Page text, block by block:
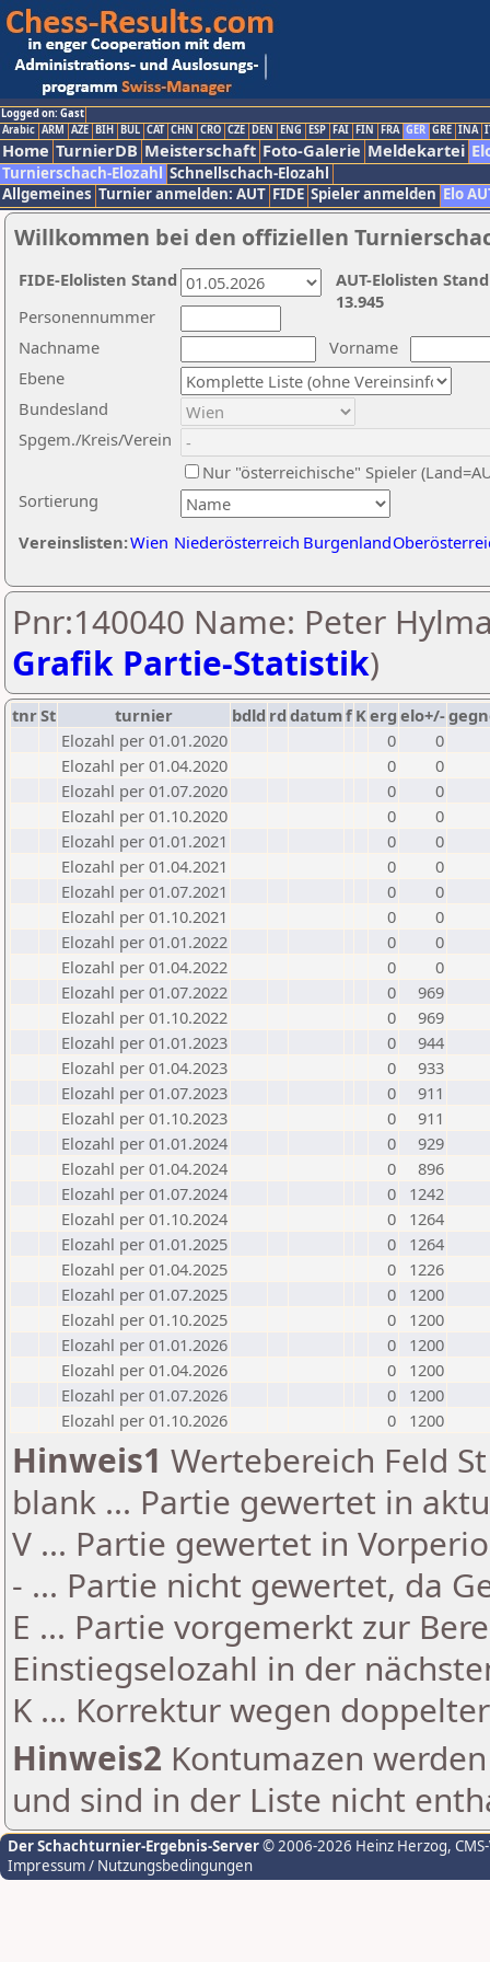
Logged on: Gast
Arabic ARM AZE BIH BUL CAT CHN CRO CZE DEN ENG ESP FAI FIN FRA GER GRE INA
Home TurnierDB Meisterschaft Foto-Galerie Meldekartei
Turnierschach-Elozahl Schnellschach-Elozahl
Allgemeines Turnier anmelden: AUT FIDE Spieler anmelden Elo
Willkommen bei den offiziellen
Nachname
Vorname
Ebene
Sortierung
Personennummer
Bundesland
Spgem./Kreis/Verein
Nur "österreichische" Spieler
Vereinslisten:Wien Niederösterreich Burgenland
AUT-Elolisten
13.945
FIDE-Elolisten Stand
Pnr:140040 Name: Peter
Grafik Partie-Statistik)
tnrSt turnier bdld rd datumf Kerg elo+/-
Elozahl per 01.01.2020
0
0
Elozahl per 01.04.2020
0
0
Elozahl per 01.07.2020
0
0
Elozahl per 01.10.2020
0
0
Elozahl per 01.01.2021
0
0
Elozahl per 01.04.2021
0
0
Elozahl per 01.07.2021
0
0
Elozahl per 01.10.2021
0
0
Elozahl per 01.01.2022
0
0
Elozahl per 01.04.2022
0
0
Elozahl per 01.07.2022
0
969
Elozahl per 01.10.2022
0
969
Elozahl per 01.01.2023
0
944
Elozahl per 01.04.2023
0
933
Elozahl per 01.07.2023
0
911
Elozahl per 01.10.2023
0
911
Elozahl per 01.01.2024
0
929
Elozahl per 01.04.2024
0
896
Elozahl per 01.07.2024
0
1242
Elozahl per 01.10.2024
0
1264
Elozahl per 01.01.2025
0
1264
Elozahl per 01.04.2025
0
1226
Elozahl per 01.07.2025
0
1200
Elozahl per 01.10.2025
0
1200
Elozahl per 01.01.2026
0
1200
Elozahl per 01.04.2026
0
1200
Elozahl per 01.07.2026
0
1200
Elozahl per 01.10.2026
0 1200
Hinweis1 Wertebereich Feld
blank ... Partie gewertet in
V ... Partie gewertet in
- ... Partie nicht gewertet, da
E ... Partie vorgemerkt zur
Einstiegselozahl in der
K ... Korrektur wegen
Hinweis2 Kontumazen
und sind in der Liste nicht
Der Schachturnier-Ergebnis-Server© 2006-2026 Heinz Herzog,
Impressum / Nutzungsbedingungen